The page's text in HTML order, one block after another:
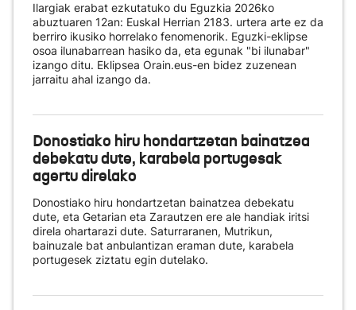
Ilargiak erabat ezkutatuko du Eguzkia 2026ko
abuztuaren 12an: Euskal Herrian 2183. urtera arte ez da
berriro ikusiko horrelako fenomenorik. Eguzki-eklipse
osoa ilunabarrean hasiko da, eta egunak "bi ilunabar"
izango ditu. Eklipsea Orain.eus-en bidez zuzenean
jarraitu ahal izango da.
Donostiako hiru hondartzetan bainatzea
debekatu dute, karabela portugesak
agertu direlako
Donostiako hiru hondartzetan bainatzea debekatu
dute, eta Getarian eta Zarautzen ere ale handiak iritsi
direla ohartarazi dute. Saturraranen, Mutrikun,
bainuzale bat anbulantizan eraman dute, karabela
portugesek ziztatu egin dutelako.